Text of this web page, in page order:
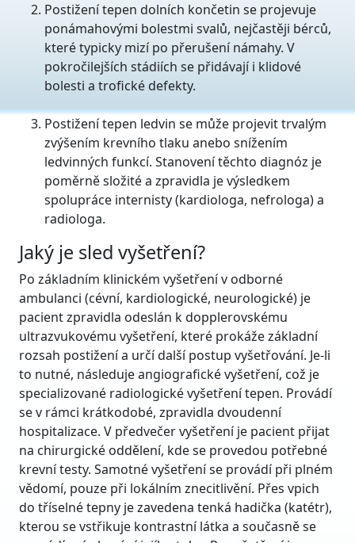
Postižení tepen dolních končetin se projevuje
ponámahovými bolestmi svalů, nejčastěji bérců,
které typicky mizí po přerušení námahy. V
pokročilejších stádiích se přidávají i klidové
bolesti a trofické defekty.
Postižení tepen ledvin se může projevit trvalým
zvýšením krevního tlaku anebo snížením
ledvinných funkcí. Stanovení těchto diagnóz je
poměrně složité a zpravidla je výsledkem
spolupráce internisty (kardiologa, nefrologa) a
radiologa.
Jaký je sled vyšetření?
Po základním klinickém vyšetření v odborné
ambulanci (cévní, kardiologické, neurologické) je
pacient zpravidla odeslán k dopplerovskému
ultrazvukovému vyšetření, které prokáže základní
rozsah postižení a určí další postup vyšetřování. Je-li
to nutné, následuje angiografické vyšetření, což je
specializované radiologické vyšetření tepen. Provádí
se v rámci krátkodobé, zpravidla dvoudenní
hospitalizace. V předvečer vyšetření je pacient přijat
na chirurgické oddělení, kde se provedou potřebné
krevní testy. Samotné vyšetření se provádí při plném
vědomí, pouze při lokálním znecitlivění. Přes vpich
do tříselné tepny je zavedena tenká hadička (katétr),
kterou se vstřikuje kontrastní látka a současně se